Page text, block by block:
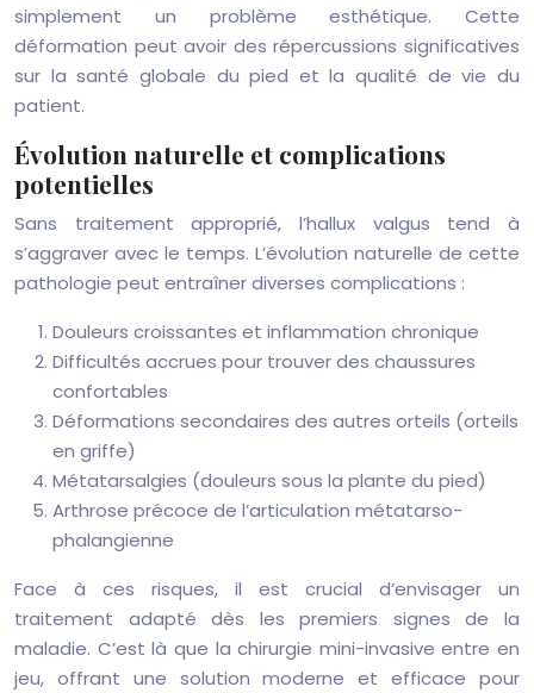
simplement un problème esthétique. Cette
déformation peut avoir des répercussions significatives
sur la santé globale du pied et la qualité de vie du
patient.
Évolution naturelle et complications
potentielles
Sans traitement approprié, l’hallux valgus tend à
s’aggraver avec le temps. L’évolution naturelle de cette
pathologie peut entraîner diverses complications :
Douleurs croissantes et inflammation chronique
Difficultés accrues pour trouver des chaussures
confortables
Déformations secondaires des autres orteils (orteils
en griffe)
Métatarsalgies (douleurs sous la plante du pied)
Arthrose précoce de l’articulation métatarso-
phalangienne
Face à ces risques, il est crucial d’envisager un
traitement adapté dès les premiers signes de la
maladie. C’est là que la chirurgie mini-invasive entre en
jeu, offrant une solution moderne et efficace pour